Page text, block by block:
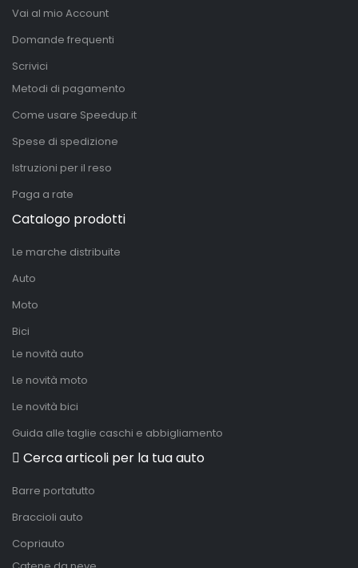
Vai al mio Account
Domande frequenti
Scrivici
Metodi di pagamento
Come usare Speedup.it
Spese di spedizione
Istruzioni per il reso
Paga a rate
Catalogo prodotti
Le marche distribuite
Auto
Moto
Bici
Le novità auto
Le novità moto
Le novità bici
Guida alle taglie caschi e abbigliamento
Cerca articoli per la tua auto
Barre portatutto
Braccioli auto
Copriauto